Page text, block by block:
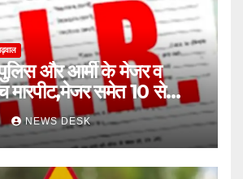
और आर्मी के मेजर व
मारपीट,मेजर समेत 10 से
NEWS DESK